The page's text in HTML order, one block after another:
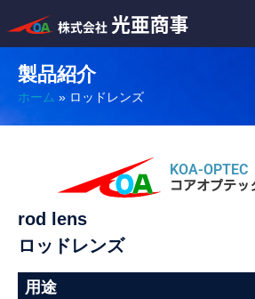
製品紹介
ホーム » ロッドレンズ
rod lens
ロッドレンズ
KOA-OPTEC
コアオプテッ
用途